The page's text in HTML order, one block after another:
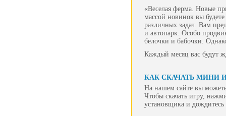
«Веселая ферма. Новые
массой новинок вы
различных задач. Вам
и автопарк. Особо
белочки и бабочки.
Каждый месяц вас будут
КАК СКАЧАТЬ МИНИ
На нашем сайте вы
Чтобы скачать игру,
установщика и